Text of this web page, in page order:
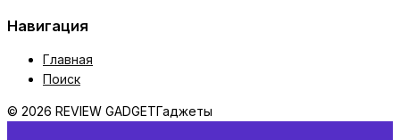
Навигация
Главная
Поиск
© 2026 REVIEW GADGETГаджеты